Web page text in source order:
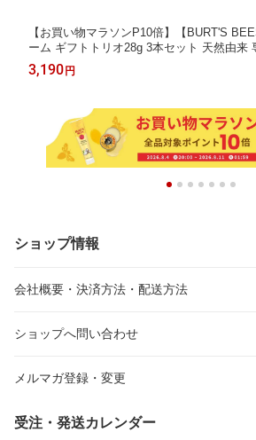
【お買い物マラソンP10倍】【BURT'S
ーム ギフトトリオ28g 3本セット 天然由来
ター ミツロウ 保湿 ビーズワックス 蜜蝋 植
保湿クリーム ギフト プレゼント アロマ ギ
3,190 円
ショップ情報
会社概要・決済方法・配送方法
ショップへ問い合わせ
メルマガ登録・変更
受注・発送カレンダー